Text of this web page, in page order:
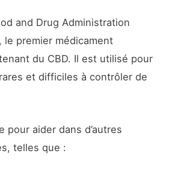
and Drug Administration
le premier médicament
du CBD. Il est utilisé pour
et difficiles à contrôler de
pour aider dans d’autres
telles que :